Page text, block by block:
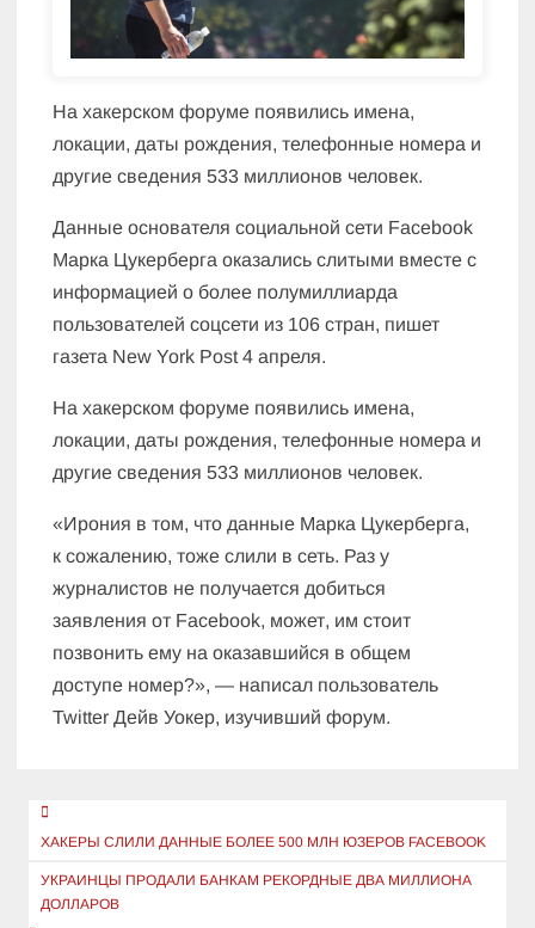
На хакерском форуме появились имена,
локации, даты рождения, телефонные номера и
другие сведения 533 миллионов человек.
Данные основателя социальной сети Facebook
Марка Цукерберга оказались слитыми вместе с
информацией о более полумиллиарда
пользователей соцсети из 106 стран, пишет
газета New York Post 4 апреля.
На хакерском форуме появились имена,
локации, даты рождения, телефонные номера и
другие сведения 533 миллионов человек.
«Ирония в том, что данные Марка Цукерберга,
к сожалению, тоже слили в сеть. Раз у
журналистов не получается добиться
заявления от Facebook, может, им стоит
позвонить ему на оказавшийся в общем
доступе номер?», — написал пользователь
Twitter Дейв Уокер, изучивший форум.
Навигация
по
записям
ХАКЕРЫ СЛИЛИ ДАННЫЕ БОЛЕЕ 500 МЛН ЮЗЕРОВ FACEBOOK
УКРАИНЦЫ ПРОДАЛИ БАНКАМ РЕКОРДНЫЕ ДВА МИЛЛИОНА
ДОЛЛАРОВ